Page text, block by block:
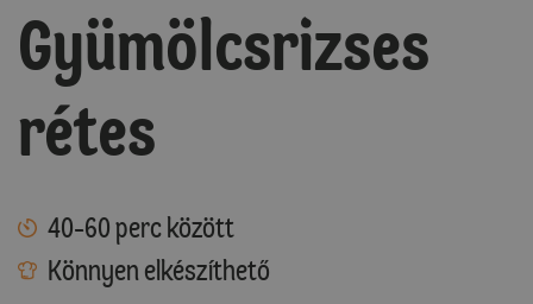
Gyümölcsrizses
rétes
40-60 perc között
Könnyen elkészíthető